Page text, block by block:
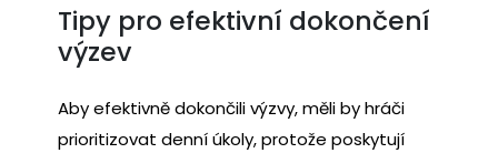
Tipy pro efektivní dokončení
výzev
Aby efektivně dokončili výzvy, měli by hráči
prioritizovat denní úkoly, protože poskytují